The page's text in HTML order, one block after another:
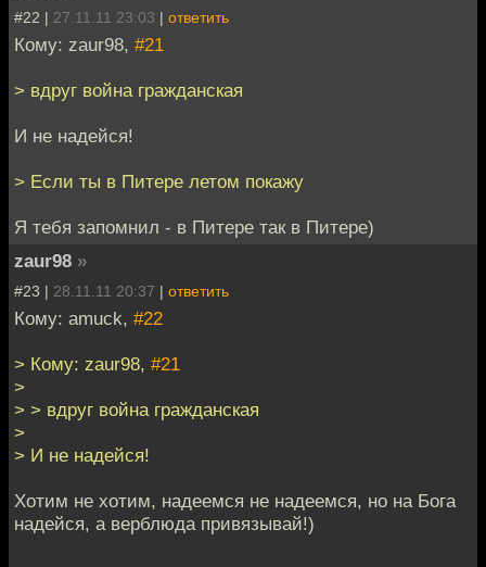
#22 | 27.11.11 23:03 | ответить
Кому: zaur98, #21
> вдруг война гражданская
И не надейся!
> Если ты в Питере летом покажу
Я тебя запомнил - в Питере так в Питере)
zaur98 »
#23 | 28.11.11 20:37 | ответить
Кому: amuck, #22
> Кому: zaur98, #21
>
> > вдруг война гражданская
>
> И не надейся!
Хотим не хотим, надеемся не надеемся, но на Бога
надейся, а верблюда привязывай!)